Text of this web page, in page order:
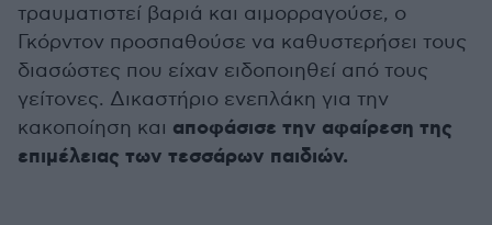
τραυματιστεί βαριά και αιμορραγούσε, ο
Γκόρντον προσπαθούσε να καθυστερήσει τους
διασώστες που είχαν ειδοποιηθεί από τους
γείτονες. Δικαστήριο ενεπλάκη για την
κακοποίηση και αποφάσισε την αφαίρεση της
επιμέλειας των τεσσάρων παιδιών.